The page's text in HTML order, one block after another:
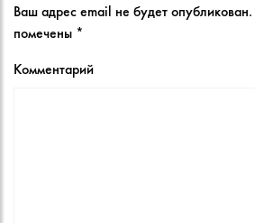
Ваш адрес email не будет опубликован.
помечены *
Комментарий